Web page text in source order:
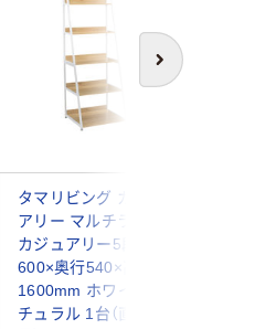
次へ
タマリビング カジュ
アリー マルチラック
カジュアリー5段 幅
600×奥行540×高さ
1600mm ホワイト/ナ
チュラル 1台（直送